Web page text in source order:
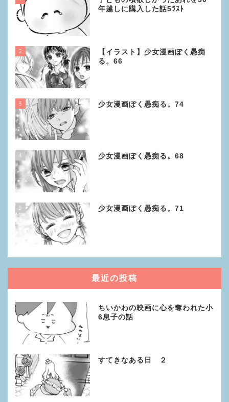
年越しに購入した話5ﾗｽﾄ
2
【イラスト】少女漫画ぽく愚痴
る。66
3 少女漫画ぽく愚痴る。74
4 少女漫画ぽく愚痴る。68
5 少女漫画ぽく愚痴る。71
最近の投稿
ちいかわの映画に心を奪われた小
6息子の話
すてきなある日 ２